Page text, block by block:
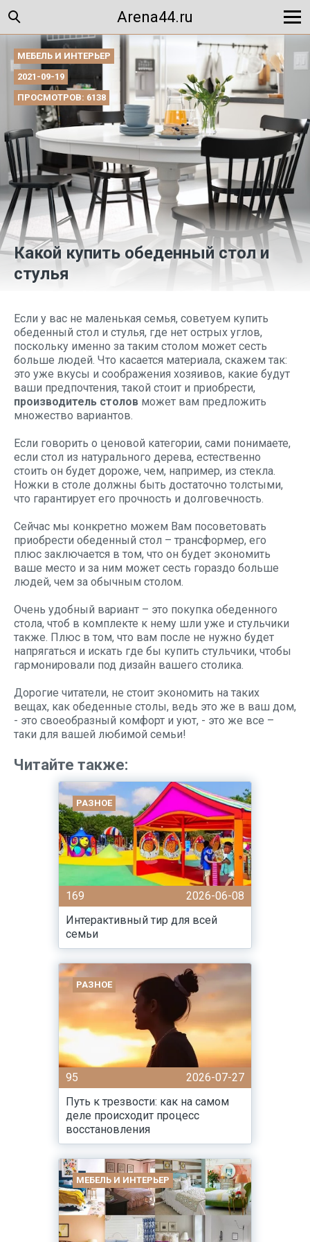
Arena44.ru
МЕБЕЛЬ И ИНТЕРЬЕР
2021-09-19
ПРОСМОТРОВ: 6138
Какой купить обеденный стол и
стулья
Если у вас не маленькая семья, советуем купить
обеденный стол и стулья, где нет острых углов,
поскольку именно за таким столом может сесть
больше людей. Что касается материала, скажем так:
это уже вкусы и соображения хозяивов, какие будут
ваши предпочтения, такой стоит и приобрести,
производитель столов может вам предложить
множество вариантов.
Если говорить о ценовой категории, сами понимаете,
если стол из натурального дерева, естественно
стоить он будет дороже, чем, например, из стекла.
Ножки в столе должны быть достаточно толстыми,
что гарантирует его прочность и долговечность.
Сейчас мы конкретно можем Вам посоветовать
приобрести обеденный стол – трансформер, его
плюс заключается в том, что он будет экономить
ваше место и за ним может сесть гораздо больше
людей, чем за обычным столом.
Очень удобный вариант – это покупка обеденного
стола, чтоб в комплекте к нему шли уже и стульчики
также. Плюс в том, что вам после не нужно будет
напрягаться и искать где бы купить стульчики, чтобы
гармонировали под дизайн вашего столика.
Дорогие читатели, не стоит экономить на таких
вещах, как обеденные столы, ведь это же в ваш дом,
- это своеобразный комфорт и уют, - это же все –
таки для вашей любимой семьи!
Читайте также:
РАЗНОЕ
169
2026-06-08
Интерактивный тир для всей
семьи
РАЗНОЕ
95
2026-07-27
Путь к трезвости: как на самом
деле происходит процесс
восстановления
МЕБЕЛЬ И ИНТЕРЬЕР